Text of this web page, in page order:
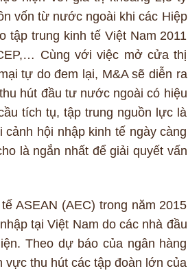
vốn từ nước ngoài khi các Hiệp
tập trung kinh tế Việt Nam 2011
Cùng với việc mở cửa thị
tự do đem lại, M&A sẽ diễn ra
hút đầu tư nước ngoài có hiệu
tích tụ, tập trung nguồn lực là
hội nhập kinh tế ngày càng
là ngắn nhất để giải quyết vấn
ASEAN (AEC) trong năm 2015
tại Việt Nam do các nhà đầu
Theo dự báo của ngân hàng
vực thu hút các tập đoàn lớn của